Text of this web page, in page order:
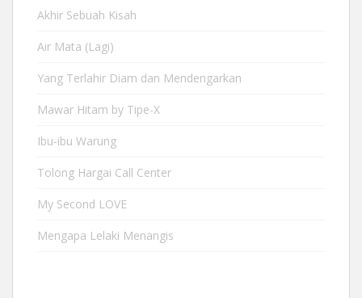
Akhir Sebuah Kisah
Air Mata (Lagi)
Yang Terlahir Diam dan Mendengarkan
Mawar Hitam by Tipe-X
Ibu-ibu Warung
Tolong Hargai Call Center
My Second LOVE
Mengapa Lelaki Menangis